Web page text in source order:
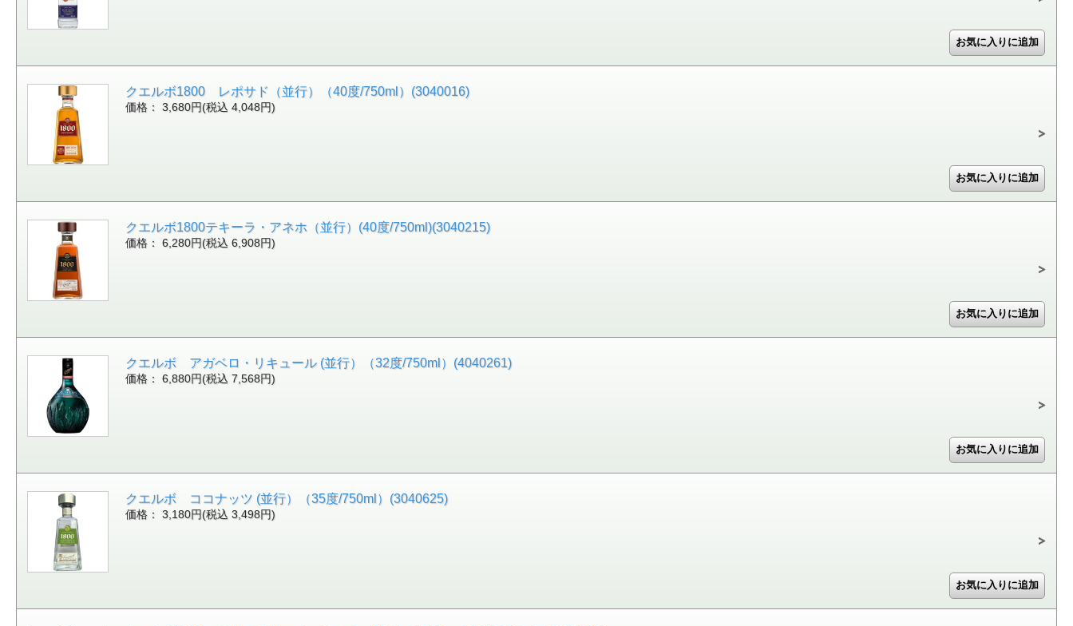
クエルボ1800 レポサド（並行）（40度/750ml）(3040016)
価格： 3,680円(税込 4,048円)
クエルボ1800テキーラ・アネホ（並行）(40度/750ml)(3040215)
価格： 6,280円(税込 6,908円)
クエルボ アガベロ・リキュール (並行）（32度/750ml）(4040261)
価格： 6,880円(税込 7,568円)
クエルボ ココナッツ (並行）（35度/750ml）(3040625)
価格： 3,180円(税込 3,498円)